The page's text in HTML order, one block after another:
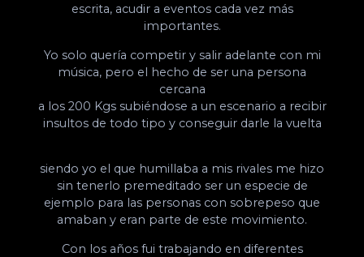
escrita, acudir a eventos cada vez más
importantes.
Yo solo quería competir y salir adelante con mi
música, pero el hecho de ser una persona
cercana
a los 200 Kgs subiéndose a un escenario a recibir
insultos de todo tipo y conseguir darle la vuelta
siendo yo el que humillaba a mis rivales me hizo
sin tenerlo premeditado ser un especie de
ejemplo para las personas con sobrepeso que
amaban y eran parte de este movimiento.
Con los años fui trabajando en diferentes